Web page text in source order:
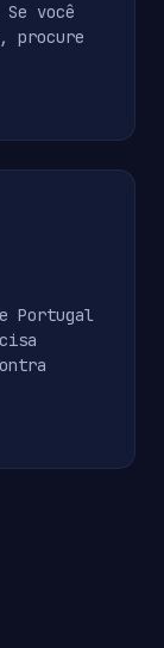
você
procure
Portugal